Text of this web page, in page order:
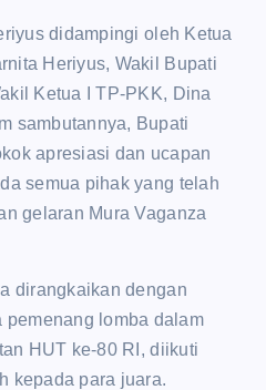
didampingi oleh Ketua
Heriyus, Wakil Bupati
Ketua I TP-PKK, Dina
sambutannya, Bupati
apresiasi dan ucapan
semua pihak yang telah
gelaran Mura Vaganza
dirangkaikan dengan
pemenang lomba dalam
HUT ke-80 RI, diikuti
kepada para juara.